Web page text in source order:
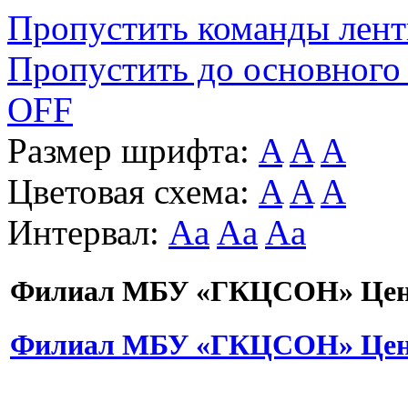
Пропустить команды
Пропустить до основного
OFF
Размер шрифта: A A A
Цветовая схема: A A A
Интервал: Aa Aa Aa
Филиал МБУ «ГКЦСОН»
Филиал МБУ «ГКЦСОН»